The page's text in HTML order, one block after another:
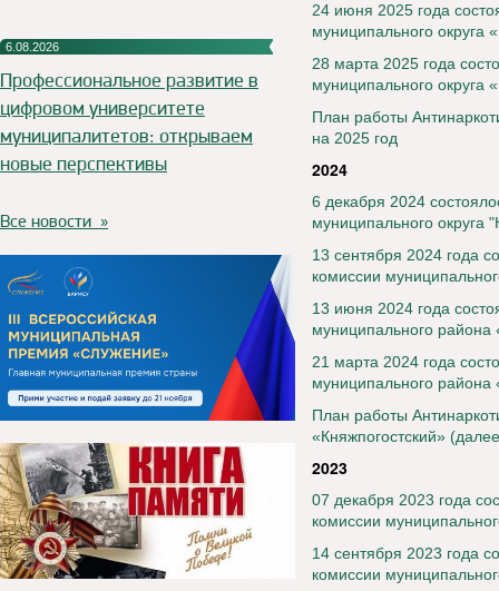
6.08.2026
Профессиональное развитие в
цифровом университете
муниципалитетов: открываем
новые перспективы
Все новости »
24 июня 2025 года
муниципального округа
28 марта 2025 года
муниципального округа
План работы
на 2025 год
2024
6 декабря 2024
муниципального округа
13 сентября 2024 года
комиссии
13 июня 2024 года
муниципального района
21 марта 2024 года
муниципального района
План работы
«Княжпогостский»
2023
07 декабря 2023 года
комиссии
14 сентября 2023 года
комиссии